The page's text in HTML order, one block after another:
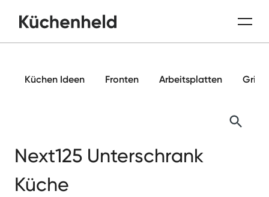
Küchen Ideen Fronten Arbeitsplatten Griffe
Next125 Unterschrank
Küche